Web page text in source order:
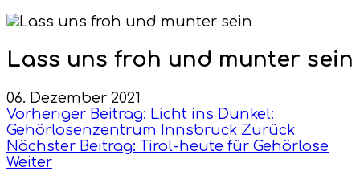
Lass uns froh und munter sein
06. Dezember 2021
Vorheriger Beitrag: Licht ins Dunkel:
Gehörlosenzentrum Innsbruck Zurück
Nächster Beitrag: Tirol-heute für Gehörlose
Weiter